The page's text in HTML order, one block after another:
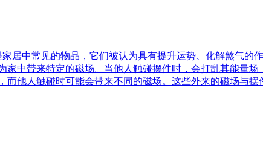
居中常见的物品，它们被认为具有提升运势、化解煞气的
中带来特定的磁场。当他人触碰摆件时，会打乱其能量
而他人触碰时可能会带来不同的磁场。这些外来的磁场与摆